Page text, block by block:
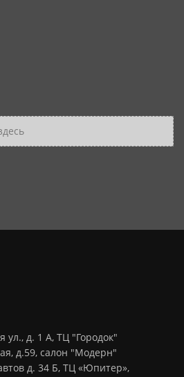
ул., д. 1 А, ТЦ "Городок"
д.59, салон "Модерн"
д. 34 Б, ТЦ «Юпитер»,